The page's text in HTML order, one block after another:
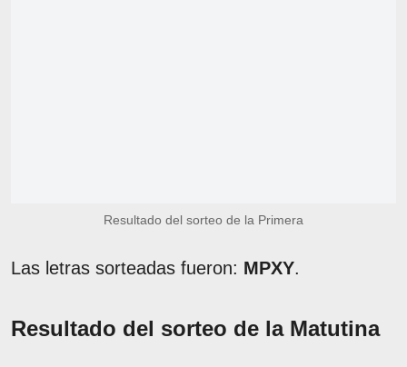
Resultado del sorteo de la Primera
Las letras sorteadas fueron: MPXY.
Resultado del sorteo de la Matutina